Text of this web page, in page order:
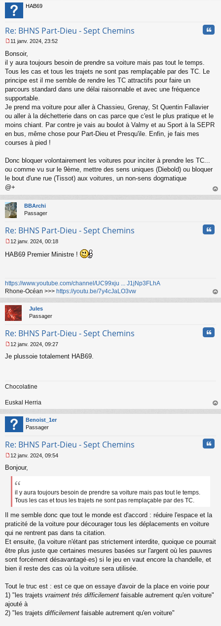
HAB69
Re: BHNS Part-Dieu - Sept Chemins
e
s
s
a
g
e
n
o
n
u
11 janv. 2024, 23:52
Bonsoir,
il y aura toujours besoin de prendre sa voiture mais pas tout le temps.
Tous les cas et tous les trajets ne sont pas remplaçable par des TC. Le
principe est il me semble de rendre les TC attractifs pour faire un
parcours standard dans une délai raisonnable et avec une fréquence
supportable.
Je prend ma voiture pour aller à Chassieu, Grenay, St Quentin Fallavier
ou aller à la déchetterie dans on cas parce que c'est le plus pratique et le
moins chiant. Par contre je vais au boulot à Valmy et au Sport à la SEPR
en bus, même chose pour Part-Dieu et Presqu'ile. Enfin, je fais mes
courses à pied !
Donc bloquer volontairement les voitures pour inciter à prendre les TC...
ou comme vu sur le 9ème, mettre des sens uniques (Diebold) ou bloquer
le bout d'une rue (Tissot) aux voitures, un non-sens dogmatique
@+
au
BBArchi
Passager
Re: BHNS Part-Dieu - Sept Chemins
e
g
e
n
o
n
l
12 janv. 2024, 00:18
HAB69 Premier Ministre !
https://www.youtube.com/channel/UC99xju ... J1jNp3FLhA
Rhone-Océan >>> https://youtu.be/7y4cJaLO3vw
au
Jules
Passager
Re: BHNS Part-Dieu - Sept Chemins
e
g
n
o
n
l
u
12 janv. 2024, 09:27
Je plussoie totalement HAB69.
Chocolatine
Euskal Herria
au
Benoist_1er
Passager
Re: BHNS Part-Dieu - Sept Chemins
e
s
n
n
l
u
12 janv. 2024, 09:54
Bonjour,
il y aura toujours besoin de prendre sa voiture mais pas tout le temps.
Tous les cas et tous les trajets ne sont pas remplaçable par des TC.
Il me semble donc que tout le monde est d'accord : réduire l'espace et la
praticité de la voiture pour décourager tous les déplacements en voiture
qui ne rentrent pas dans ta citation.
Et ensuite, (la voiture n'étant pas strictement interdite, quoique ce pourrait
être plus juste que certaines mesures basées sur l'argent où les pauvres
sont forcément désavantagé·es) si le jeu en vaut encore la chandelle, et
bien il reste des cas où la voiture sera utilisée.
Tout le truc est : est ce que on essaye d'avoir de la place en voirie pour
1) "les trajets vraiment trés difficilement faisable autrement qu'en voiture"
ajouté à
2) "les trajets difficilement faisable autrement qu'en voiture"